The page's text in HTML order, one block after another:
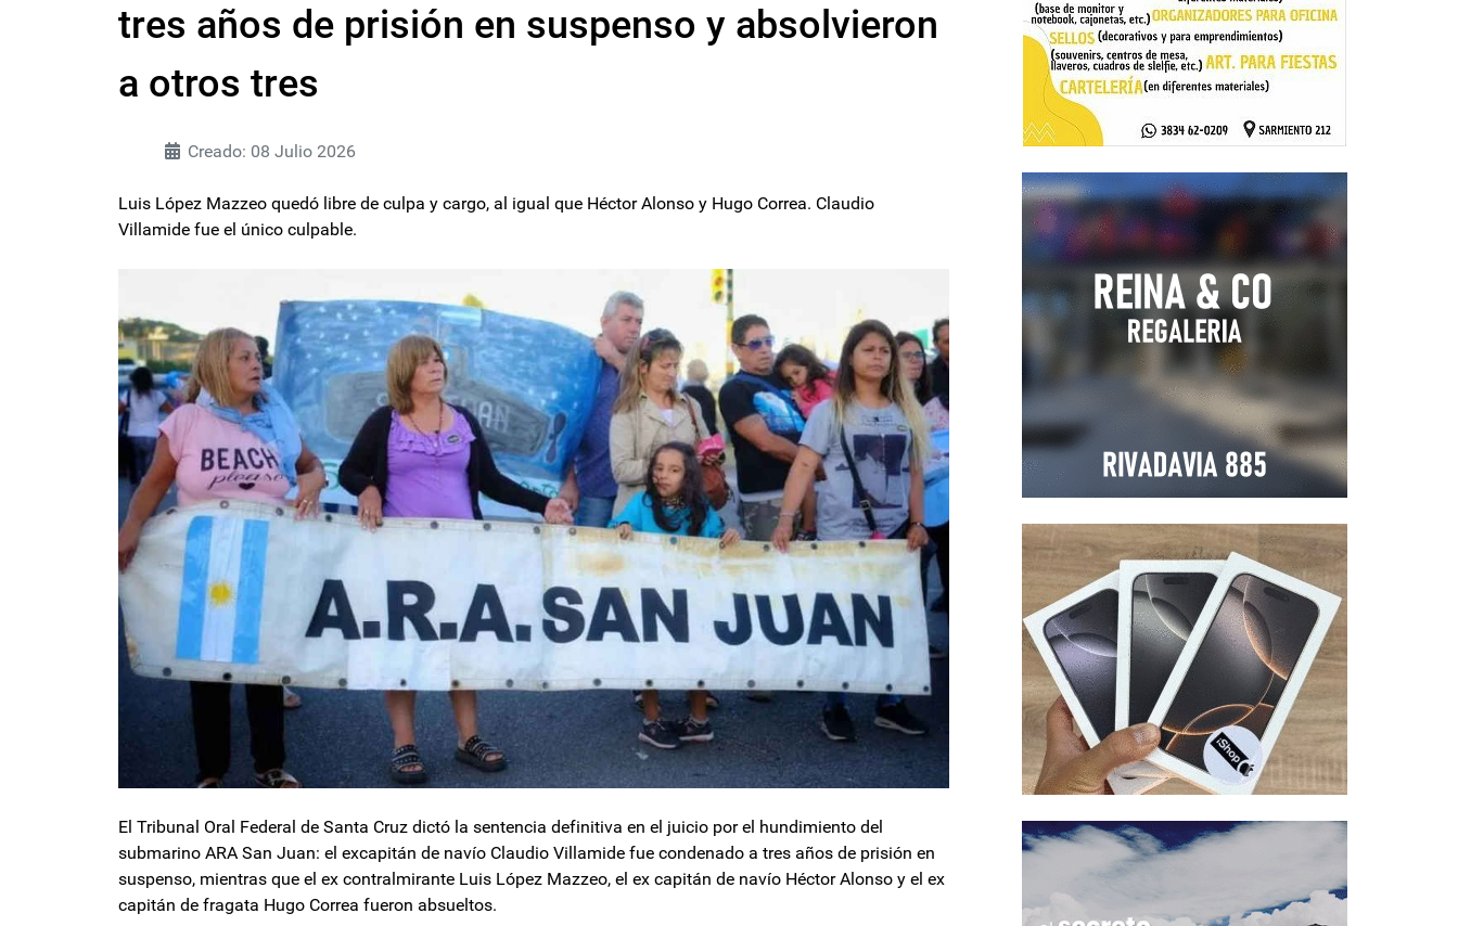
tres años de prisión en suspenso y absolvieron
a otros tres
Creado: 08 Julio 2026
Luis López Mazzeo quedó libre de culpa y cargo, al igual que Héctor Alonso y Hugo Correa. Claudio
Villamide fue el único culpable.
El Tribunal Oral Federal de Santa Cruz dictó la sentencia definitiva en el juicio por el hundimiento del
submarino ARA San Juan: el excapitán de navío Claudio Villamide fue condenado a tres años de prisión en
suspenso, mientras que el ex contralmirante Luis López Mazzeo, el ex capitán de navío Héctor Alonso y el ex
capitán de fragata Hugo Correa fueron absueltos.